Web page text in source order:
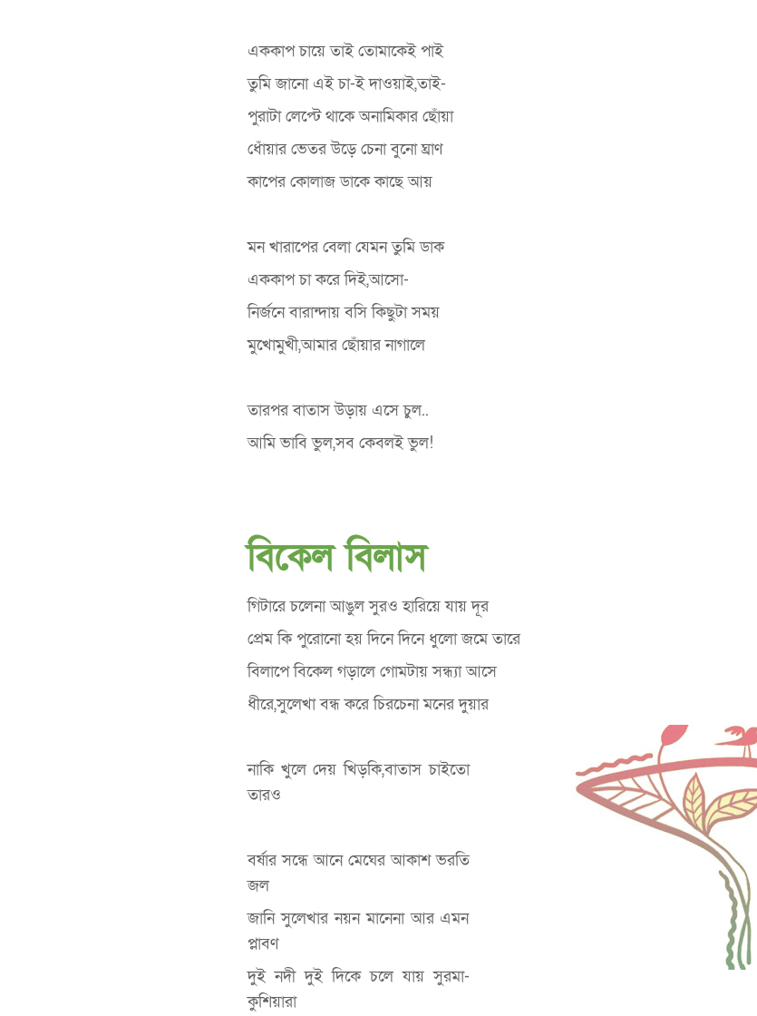
এককাপ চায়ে তাই তোমাকেই পাই
তুমি জানো এই চা-ই দাওয়াই,তাই-
পুরাটা লেপ্টে থাকে অনামিকার ছোঁয়া
ধোঁয়ার ভেতর উড়ে চেনা বুনো ঘ্রাণ
কাপের কোলাজ ডাকে কাছে আয়
মন খারাপের বেলা যেমন তুমি ডাক
এককাপ চা করে দিই,আসো-
নির্জনে বারান্দায় বসি কিছুটা সময়
মুখোমুখী,আমার ছোঁয়ার নাগালে
তারপর বাতাস উড়ায় এসে চুল..
আমি ভাবি ভুল,সব কেবলই ভুল!
বিকেল বিলাস
গিটারে চলেনা আঙুল সুরও হারিয়ে যায় দূর
প্রেম কি পুরোনো হয় দিনে দিনে ধুলো জমে তারে
বিলাপে বিকেল গড়ালে গোমটায় সন্ধ্যা আসে
ধীরে,সুলেখা বন্ধ করে চিরচেনা মনের দুয়ার
নাকি খুলে দেয় খিড়কি,বাতাস চাইতো
তারও
বর্ষার সন্ধে আনে মেঘের আকাশ ভরতি
জল
জানি সুলেখার নয়ন মানেনা আর এমন
প্লাবণ
দুই নদী দুই দিকে চলে যায় সুরমা-
কুশিয়ারা